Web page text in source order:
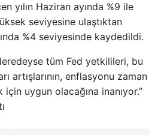
yılın Haziran ayında %9 ile
seviyesine ulaştıktan
%4 seviyesinde kaydedildi.
tüm Fed yetkilileri, bu
artışlarının, enflasyonu zaman
uygun olacağına inanıyor.”